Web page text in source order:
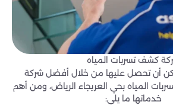
كشف تسربات المياه
أن تحصل عليها من خلال أفضل شركة
المياه بحي العريجاء الرياض، ومن أهم
خدماتها ما يلي: